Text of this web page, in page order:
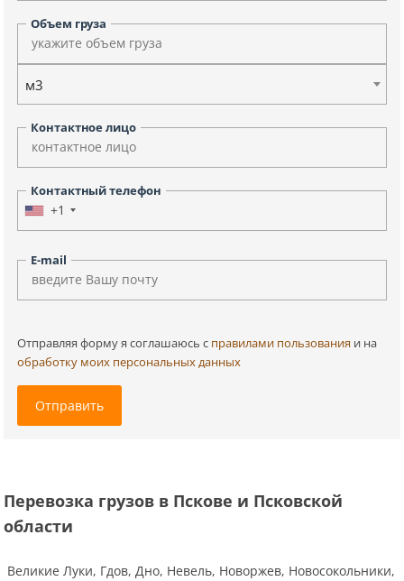
Объем груза
м3
Контактное лицо
Контактный телефон
+1
E-mail
Отправляя форму я соглашаюсь c правилами пользования и на
обработку моих персональных данных
Отправить
Перевозка грузов в Пскове и Псковской
области
Великие Луки, Гдов, Дно, Невель, Новоржев, Новосокольники,